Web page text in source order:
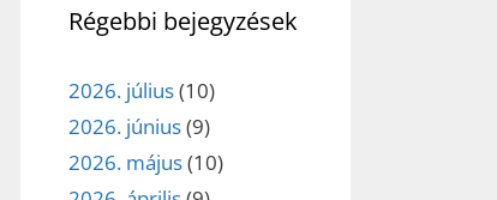
Régebbi bejegyzések
2026. július(10)
2026. június(9)
2026. május(10)